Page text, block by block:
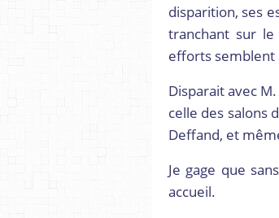
disparition, ses
tranchant sur
efforts semblent
Disparait avec
celle des salons
Deffand, et
Je gage que
accueil.